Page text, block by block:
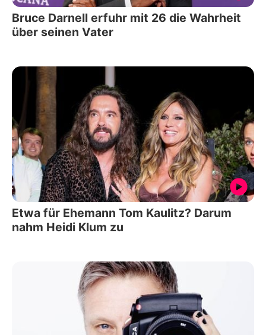
Bruce Darnell erfuhr mit 26 die Wahrheit
über seinen Vater
Etwa für Ehemann Tom Kaulitz? Darum
nahm Heidi Klum zu